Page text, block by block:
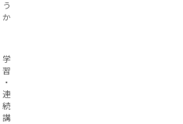
う
か
学
習
・
連
続
講